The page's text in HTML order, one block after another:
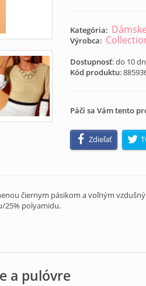
Kategória:
Výrobca:
Dostupnosť: do 10
Kód produktu:
Páči sa Vám tento
Zdieľať
čiernym pásikom a voľným
25% polyamidu.
a pulóvre